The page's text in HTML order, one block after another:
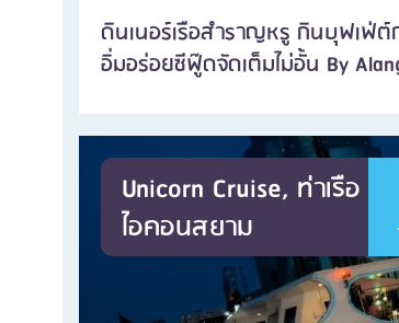
ดินเนอร์เรือสำราญหรู กินบุฟเฟ่ต์
อิ่มอร่อยซีฟู๊ดจัดเต็มไม่อั้น By
Unicorn Cruise, ท่าเรือ
ไอคอนสยาม